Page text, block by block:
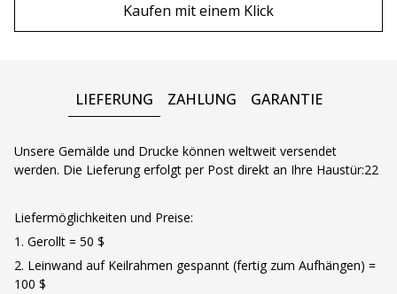
Kaufen mit einem Klick
LIEFERUNG ZAHLUNG GARANTIE
Unsere Gemälde und Drucke können weltweit versendet
werden. Die Lieferung erfolgt per Post direkt an Ihre Haustür:22
Liefermöglichkeiten und Preise:
1. Gerollt = 50 $
2. Leinwand auf Keilrahmen gespannt (fertig zum Aufhängen) =
100 $